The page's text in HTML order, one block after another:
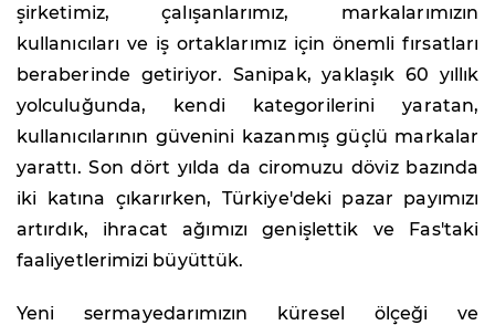
şirketimiz, çalışanlarımız, markalarımızın
kullanıcıları ve iş ortaklarımız için önemli fırsatları
beraberinde getiriyor. Sanipak, yaklaşık 60 yıllık
yolculuğunda, kendi kategorilerini yaratan,
kullanıcılarının güvenini kazanmış güçlü markalar
yarattı. Son dört yılda da ciromuzu döviz bazında
iki katına çıkarırken, Türkiye'deki pazar payımızı
artırdık, ihracat ağımızı genişlettik ve Fas'taki
faaliyetlerimizi büyüttük.
Yeni sermayedarımızın küresel ölçeği ve